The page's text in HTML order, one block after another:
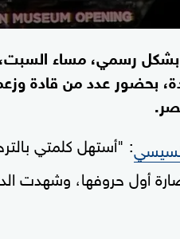
رسمي، مساء
عدد من قادة
: "أستهل كلمتي
أول حروفها، وشهدت